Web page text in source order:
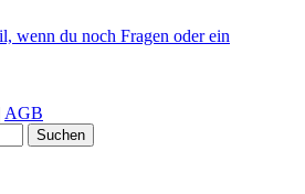
wenn du noch Fragen oder ein
AGB
Suchen